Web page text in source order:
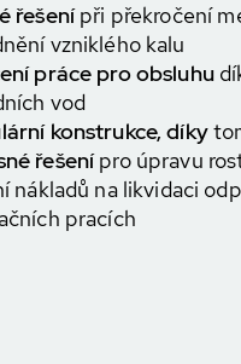
řešenípři překročení
vzniklého kalu
práce pro obsluhu
vod
konstrukce, díky
řešenípro úpravu
nákladů na likvidaci
pracích